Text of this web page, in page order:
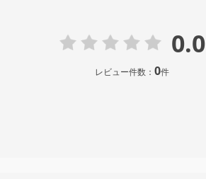
0.0
レビュー件数： 0件